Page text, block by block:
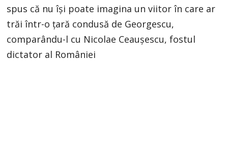
spus că nu își poate imagina un viitor în care ar
trăi într-o țară condusă de Georgescu,
comparându-l cu Nicolae Ceaușescu, fostul
dictator al României